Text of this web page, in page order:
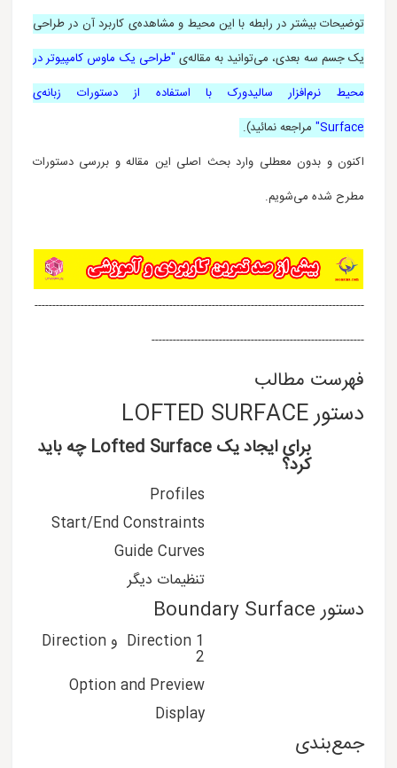
توضیحات بیشتر در رابطه با این محیط و مشاهده‌ی کاربرد آن در طراحی
یک جسم سه بعدی، می‌توانید به مقاله‌ی "طراحی یک ماوس کامپیوتر در
محیط نرم‌افزار سالیدورک با استفاده از دستورات زبانه‌ی
Surface" مراجعه نمائید).
اکنون و بدون معطلی وارد بحث اصلی این مقاله و بررسی دستورات
مطرح شده می‌شویم.
---------------------------------------------------------------------------------------------
------------------------------------------------------------
فهرست مطالب
دستور LOFTED SURFACE
برای ایجاد یک Lofted Surface چه باید
کرد؟
Profiles
Start/End Constraints
Guide Curves
تنظیمات دیگر
دستور Boundary Surface
Direction 1 و Direction
2
Option and Preview
Display
جمع‌بندی